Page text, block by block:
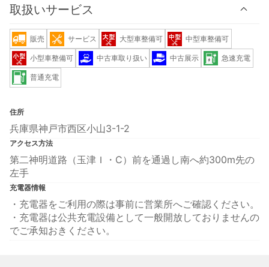
取扱いサービス
販売 サービス 大型車整備可 中型車整備可
小型車整備可 中古車取り扱い 中古展示 急速充電
普通充電
住所
兵庫県神戸市西区小山3-1-2
アクセス方法
第二神明道路（玉津Ｉ・C）前を通過し南へ約300m先の
左手
充電器情報
・充電器をご利用の際は事前に営業所へご確認ください。
・充電器は公共充電設備として一般開放しておりませんの
でご承知おきください。